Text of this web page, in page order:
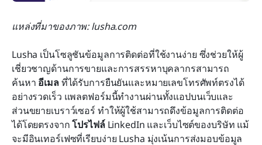
แหล่งที่มาของภาพ: lusha.com
Lusha เป็นโซลูชันข้อมูลการติดต่อที่ใช้งานง่าย ซึ่งช่วยให้ผู้
เชี่ยวชาญด้านการขายและการสรรหาบุคลากรสามารถ
ค้นหา อีเมล ที่ได้รับการยืนยันและหมายเลขโทรศัพท์ตรงได้
อย่างรวดเร็ว แพลตฟอร์มนี้ทำงานผ่านทั้งแอปบนเว็บและ
ส่วนขยายเบราว์เซอร์ ทำให้ผู้ใช้สามารถดึงข้อมูลการติดต่อ
ได้โดยตรงจาก โปรไฟล์ LinkedIn และเว็บไซต์ของบริษัท แม้
จะมีอินเทอร์เฟซที่เรียบง่าย Lusha มุ่งเน้นการส่งมอบข้อมูล